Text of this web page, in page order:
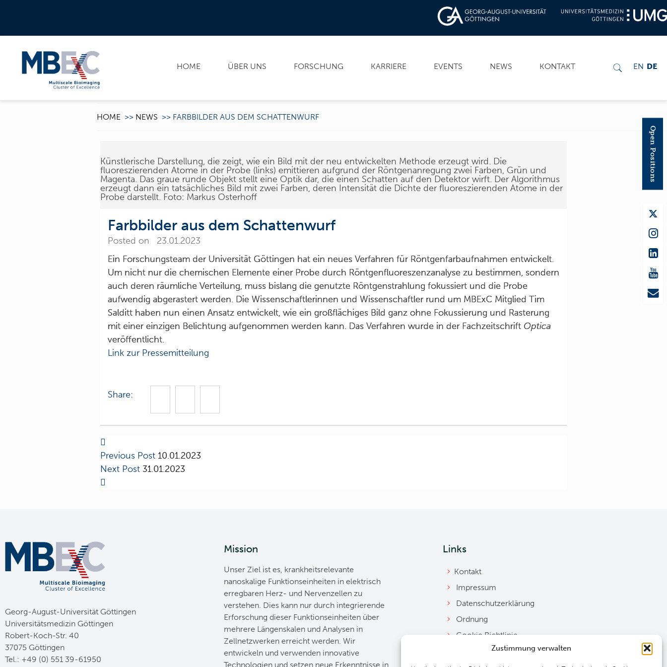
Zustimmung verwalten
HOME ÜBER UNS FORSCHUNG KARRIERE EVENTS NEWS KONTAKT EN DE
HOME >> NEWS >> FARBBILDER AUS DEM SCHATTENWURF
Künstlerische Darstellung, die zeigt, wie ein Bild mit der neu entwickelten Methode erzeugt wird. Die
fluoreszierenden Atome in der Probe (links) emittieren aufgrund der Röntgenanregung zwei Farben, Grün und
Magenta. Das graue runde Objekt stellt eine Optik dar, die einen Schatten auf den Detektor wirft. Der Algorithmus
erzeugt dann ein tatsächliches Bild mit zwei Farben, deren Intensität die Dichte der fluoreszierenden Atome in der
Probe darstellt. Foto: Markus Osterhoff
Farbbilder aus dem Schattenwurf
Posted on 23.01.2023
Ein Forschungsteam der Universität Göttingen hat ein neues Verfahren für Röntgenfarbaufnahmen entwickelt.
Um nicht nur die chemischen Elemente einer Probe durch Röntgenfluoreszenzanalyse zu bestimmen, sondern
auch deren räumliche Verteilung, muss bislang die genutzte Röntgenstrahlung fokussiert und die Probe
aufwendig abgerastert werden. Die Wissenschaftlerinnen und Wissenschaftler rund um MBExC Mitglied Tim
Salditt haben nun einen Ansatz entwickelt, wie ein großflächiges Bild ganz ohne Fokussierung und Rasterung
mit einer einzigen Belichtung aufgenommen werden kann. Das Verfahren wurde in der Fachzeitschrift Optica
veröffentlicht.
Link zur Pressemitteilung
Share:
Previous Post 10.01.2023
Next Post 31.01.2023
Georg-August-Universität Göttingen
Universitätsmedizin Göttingen
Robert-Koch-Str. 40
37075 Göttingen
Tel.: +49 (0) 551 39-61950
Mission
Unser Ziel ist es, krankheitsrelevante
nanoskalige Funktionseinheiten in elektrisch
erregbaren Herz- und Nervenzellen zu
verstehen. Dies kann nur durch integrierende
Erforschung dieser Funktionseinheiten über
mehrere Längenskalen und Analysen in
Zellnetzwerken erreicht werden. Wir
entwickeln und verwenden innovative
Technologien und setzen neue Erkenntnisse in
Links
Kontakt
Impressum
Datenschutzerklärung
Ordnung
Cookie Richtlinie
Downloads
Open Positions